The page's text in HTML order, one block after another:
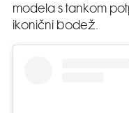
modela s tankom
ikonični bodež.